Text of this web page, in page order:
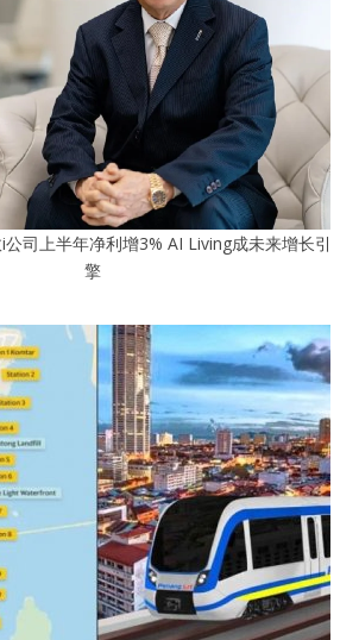
司上半年净利增3% AI Living成未来增长引
擎